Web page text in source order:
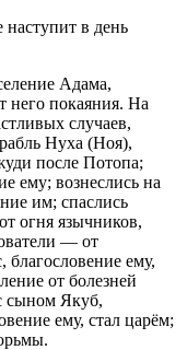
наступит в день
Адама,
него покаяния. На
случаев,
Нуха (Ноя),
после Потопа;
ему; вознеслись на
им; спаслись
огня язычников,
— от
ему,
от болезней
сыном Якуб,
ему, стал царём;